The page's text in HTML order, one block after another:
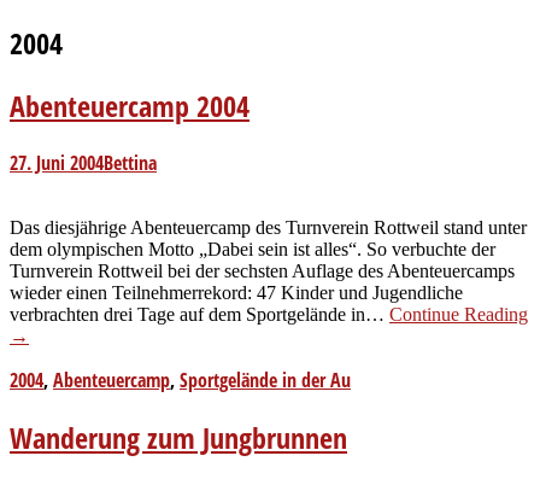
2004
Abenteuercamp 2004
27. Juni 2004Bettina
Das diesjährige Abenteuercamp des Turnverein Rottweil stand unter
dem olympischen Motto „Dabei sein ist alles“. So verbuchte der
Turnverein Rottweil bei der sechsten Auflage des Abenteuercamps
wieder einen Teilnehmerrekord: 47 Kinder und Jugendliche
verbrachten drei Tage auf dem Sportgelände in… Continue Reading
→
2004,Abenteuercamp,Sportgelände in der Au
Wanderung zum Jungbrunnen